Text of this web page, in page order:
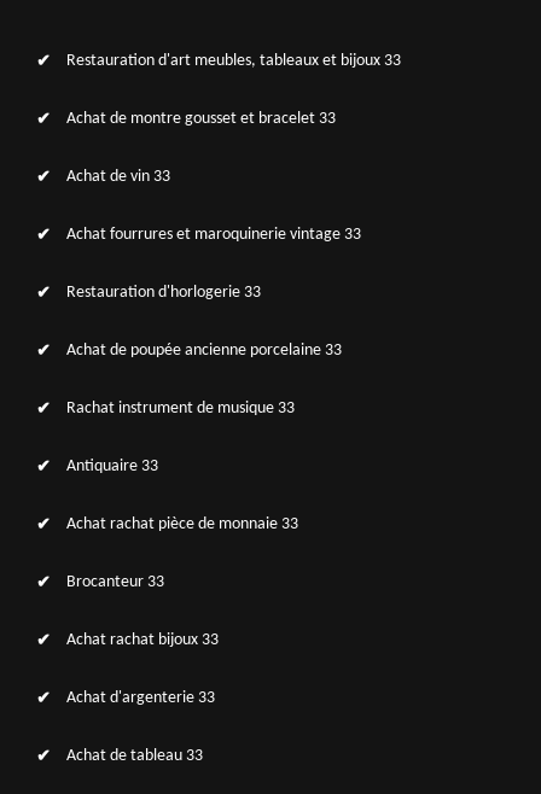
Restauration d'art meubles, tableaux et bijoux 33
Achat de montre gousset et bracelet 33
Achat de vin 33
Achat fourrures et maroquinerie vintage 33
Restauration d'horlogerie 33
Achat de poupée ancienne porcelaine 33
Rachat instrument de musique 33
Antiquaire 33
Achat rachat pièce de monnaie 33
Brocanteur 33
Achat rachat bijoux 33
Achat d'argenterie 33
Achat de tableau 33